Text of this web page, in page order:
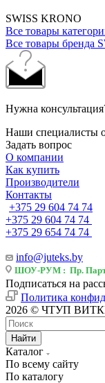
SWISS KRONO
Все товары
Все товары бренда
Нужна
Наши специалисты
Задать вопрос
О компании
Как купить
Производители
Контакты
+375 29 604 74 74
+375 29 604 74 74
+375 29 654 74 74
info@juteks.by
ШОУ-РУМ : Пр.
Подписаться на
Политика
2026 © ЧТУП
Найти
Каталог
По всему сайту
По каталогу